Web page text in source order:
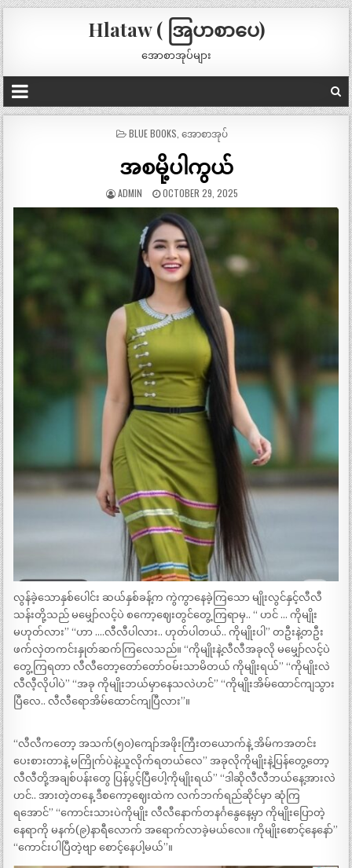
Hlataw ( အြပာစာပေ)
အောစာအုပ်များ
POSTED
BLUE BOOKS အောစာအုပ်
အစမို့ပါကွယ်
ADMIN OCTOBER 29, 2025
လွန်ခဲ့သောနှစ်ပေါင်း ဆယ်နှစ်ခန့်က ကွဲကွာနေခဲ့ကြသော မျိုးလွင်နှင့်လီလီ
သန်းတို့သည် မမျှော်လင့်ပဲ စကော့ဈေးတွင်တွေ့ကြရာမှ.. “ ဟင် … ကိုမျိုး
မဟုတ်လား” “ဟာ ….လီလီပါလား.. ဟုတ်ပါတယ်.. ကိုမျိုးပါ” တဦးနဲ့တဦး
ဖက်လှဲတကင်းနှုတ်ဆက်ကြလေသည်။ “ကိုမျိုးနဲ့လီလီအခုလို မမျှော်လင့်ပဲ
တွေ့ကြရတာ လီလီတော့တော်တော်ဝမ်းသာမိတယ် ကိုမျိုးရယ်” “ကိုမျိုးလဲ
လီလီ့လိုပါပဲ” “အခု ကိုမျိုးဘယ်မှာနေသလဲဟင်” “ကိုမျိုးအိမ်ထောင်ကျသွား
ပြီလေ.. လီလီရောအိမ်ထောင်ကျပြီလား”။
“လီလီကတော့ အသက်(၅၀)ကျော်အဖိုးကြီးတယောက်နဲ့ အိမ်ကအတင်း
ပေးစားတာနဲ့ မကြိုက်ပဲနဲ့ယူလိုက်ရတယ်လေ” အခုလိုကိုမျိုးနဲ့ပြန်တွေ့တော့
လီလီတို့အချစ်ပန်းတွေ ပြန်ပွင့်ပြီပေါ့ကိုမျိုးရယ်” “ဒါဆိုလီလီဘယ်နေ့အားလဲ
ဟင်.. အားတဲ့တနေ့ ဒီစကော့ဈေးထဲက လက်ဘက်ရည်ဆိုင်မှာ ဆုံကြ
ရအောင်” “ကောင်းသားပဲကိုမျိုး လီလီနောက်တနင်္ဂနွေနေ့မှာ ကိုမျိုးပြောတဲ့
နေရာကို မနက်(၉)နာရီလောက် အရောက်လာခဲ့မယ်လေ။ ကိုမျိုးစောင့်နေနော်”
“ကောင်းပါပြီတဲ့ဗျာ စောင့်နေပါ့မယ်”။